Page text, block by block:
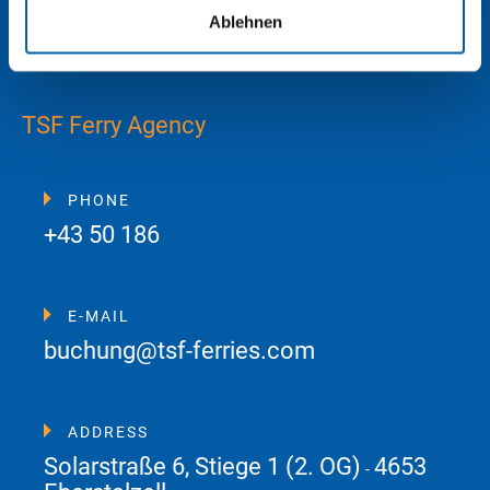
Ablehnen
TSF Ferry Agency
PHONE
+43 50 186
E-MAIL
buchung@tsf-ferries.com
ADDRESS
Solarstraße 6, Stiege 1 (2. OG) - 4653